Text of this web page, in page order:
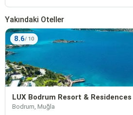
Yakındaki Oteller
8.6
LUX Bodrum Resort & Residences
Bodrum, Muğla